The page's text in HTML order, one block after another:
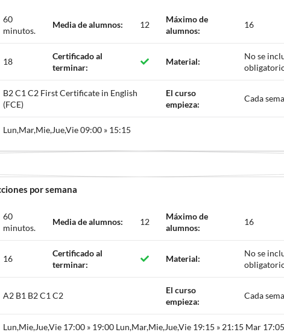
60
minutos.
Media de alumnos: 12
Máximo de
alumnos:
16
18
Certificado al
terminar:
Material:
No se
B2 C1 C2 First Certificate in English
(FCE)
El curso
empieza:
Cada
Lun,Mar,Mie,Jue,Vie 09:00 » 15:15
por semana
60
minutos.
Media de alumnos: 12
Máximo de
alumnos:
16
16
Certificado al
terminar:
Material:
No se
A2 B1 B2 C1 C2
El curso
empieza:
Cada
Lun,Mie,Jue,Vie 17:00 » 19:00 Lun,Mar,Mie,Jue,Vie 19:15 » 21:15 Mar